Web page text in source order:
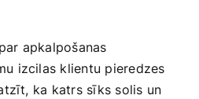
apkalpošanas
izcilas klientu pieredzes
ka katrs sīks solis un